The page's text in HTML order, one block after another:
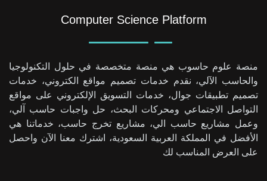
Computer Science Platform
منصة علوم حاسوب هي منصة متخصصة في حلول التكنولوجيا
والحاسب الآلي، نقدم خدمات تصميم مواقع الكتروني، خدمات
تصميم تطبيقات جوال، خدمات التسويق الإلكتروني على مواقع
التواصل الاجتماعي ومحركات البحث، حل واجبات حاسب آلي،
وعمل مشاريع حاسب الي، مشاريع تخرج حاسب، خدماتنا هي
الأفضل في المملكة العربية السعودية، اشترك معنا الآن واحصل
على العرض المناسب لك